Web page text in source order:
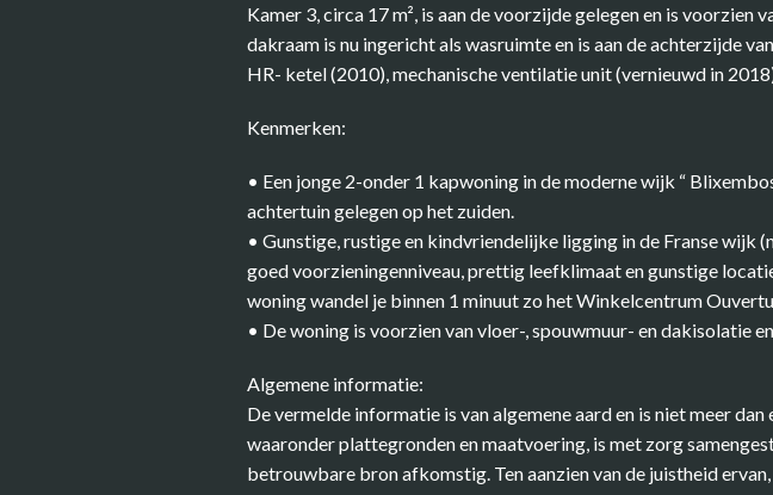
Kamer 3, circa 17 m², is aan de voorzijde gelegen en is voorzien
dakraam is nu ingericht als wasruimte en is aan de achterzijde
HR- ketel (2010), mechanische ventilatie unit (vernieuwd in
Kenmerken:
• Een jonge 2-onder 1 kapwoning in de moderne wijk “
achtertuin gelegen op het zuiden.
• Gunstige, rustige en kindvriendelijke ligging in de Franse wijk
goed voorzieningenniveau, prettig leefklimaat en gunstige
woning wandel je binnen 1 minuut zo het Winkelcentrum
• De woning is voorzien van vloer-, spouwmuur- en dakisolatie
Algemene informatie:
De vermelde informatie is van algemene aard en is niet meer
waaronder plattegronden en maatvoering, is met zorg
betrouwbare bron afkomstig. Ten aanzien van de juistheid